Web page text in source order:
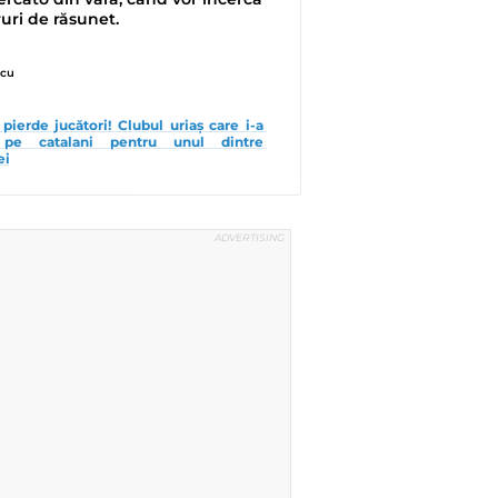
de răsunet.
jucători! Clubul uriaș care i-a
pe catalani pentru unul dintre